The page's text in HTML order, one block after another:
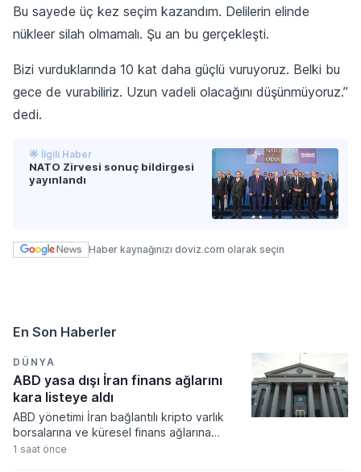
Bu sayede üç kez seçim kazandım. Delilerin elinde
nükleer silah olmamalı. Şu an bu gerçekleşti.
Bizi vurduklarında 10 kat daha güçlü vuruyoruz. Belki bu
gece de vurabiliriz. Uzun vadeli olacağını düşünmüyoruz.”
dedi.
🌟 İlgili Haber
NATO Zirvesi sonuç bildirgesi
yayınlandı
Haber kaynağınızı doviz.com olarak seçin
En Son Haberler
DÜNYA
ABD yasa dışı İran finans ağlarını
kara listeye aldı
ABD yönetimi İran bağlantılı kripto varlık
borsalarına ve küresel finans ağlarına
yönelik yeni yaptırımlar uygulama kararı
1 saat önce